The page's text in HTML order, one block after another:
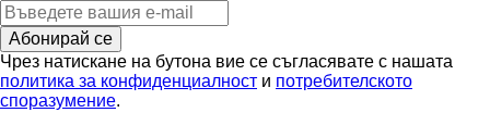
Абонирай се
Чрез натискане на бутона вие се съгласявате с нашата
политика за конфиденциалност и потребителското
споразумение.